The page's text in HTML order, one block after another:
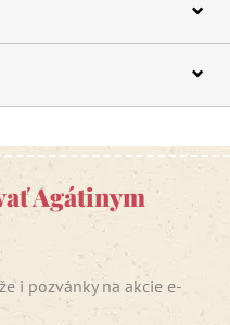
Agátinym
i pozvánky na akcie e-